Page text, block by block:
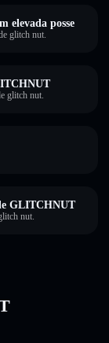
elevada posse
glitch nut.
glitch nut.
GLITCHNUT
nut.